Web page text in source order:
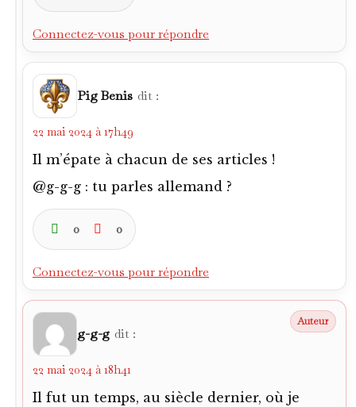
Connectez-vous pour répondre
Pig Benis dit :
22 mai 2024 à 17h49
Il m’épate à chacun de ses articles !
@g-g-g : tu parles allemand ?
0 0
Connectez-vous pour répondre
g-g-g dit :
22 mai 2024 à 18h41
Il fut un temps, au siècle dernier, où je